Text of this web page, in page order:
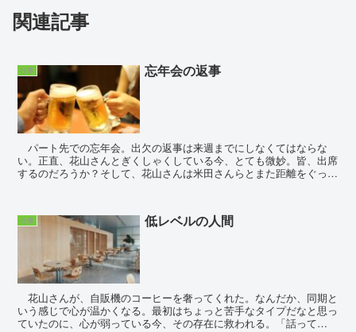
関連記事
仕事 忘年会の返事
パート先での忘年会。出欠の返事は来週までにしなくてはならな
い。正直、花山さんとぎくしゃくしている今、とても微妙。皆、出席
するのだろうか？そして、花山さんは米田さんらとまた距離をぐっと
仕事 低レベルの人間
花山さんが、自販機のコーヒーを奢ってくれた。なんだか、同期と
いう感じで心が温かくなる。最初はちょっと苦手なタイプだなと思っ
ていたのに、心が弱っている今、その存在に救われる。「話って